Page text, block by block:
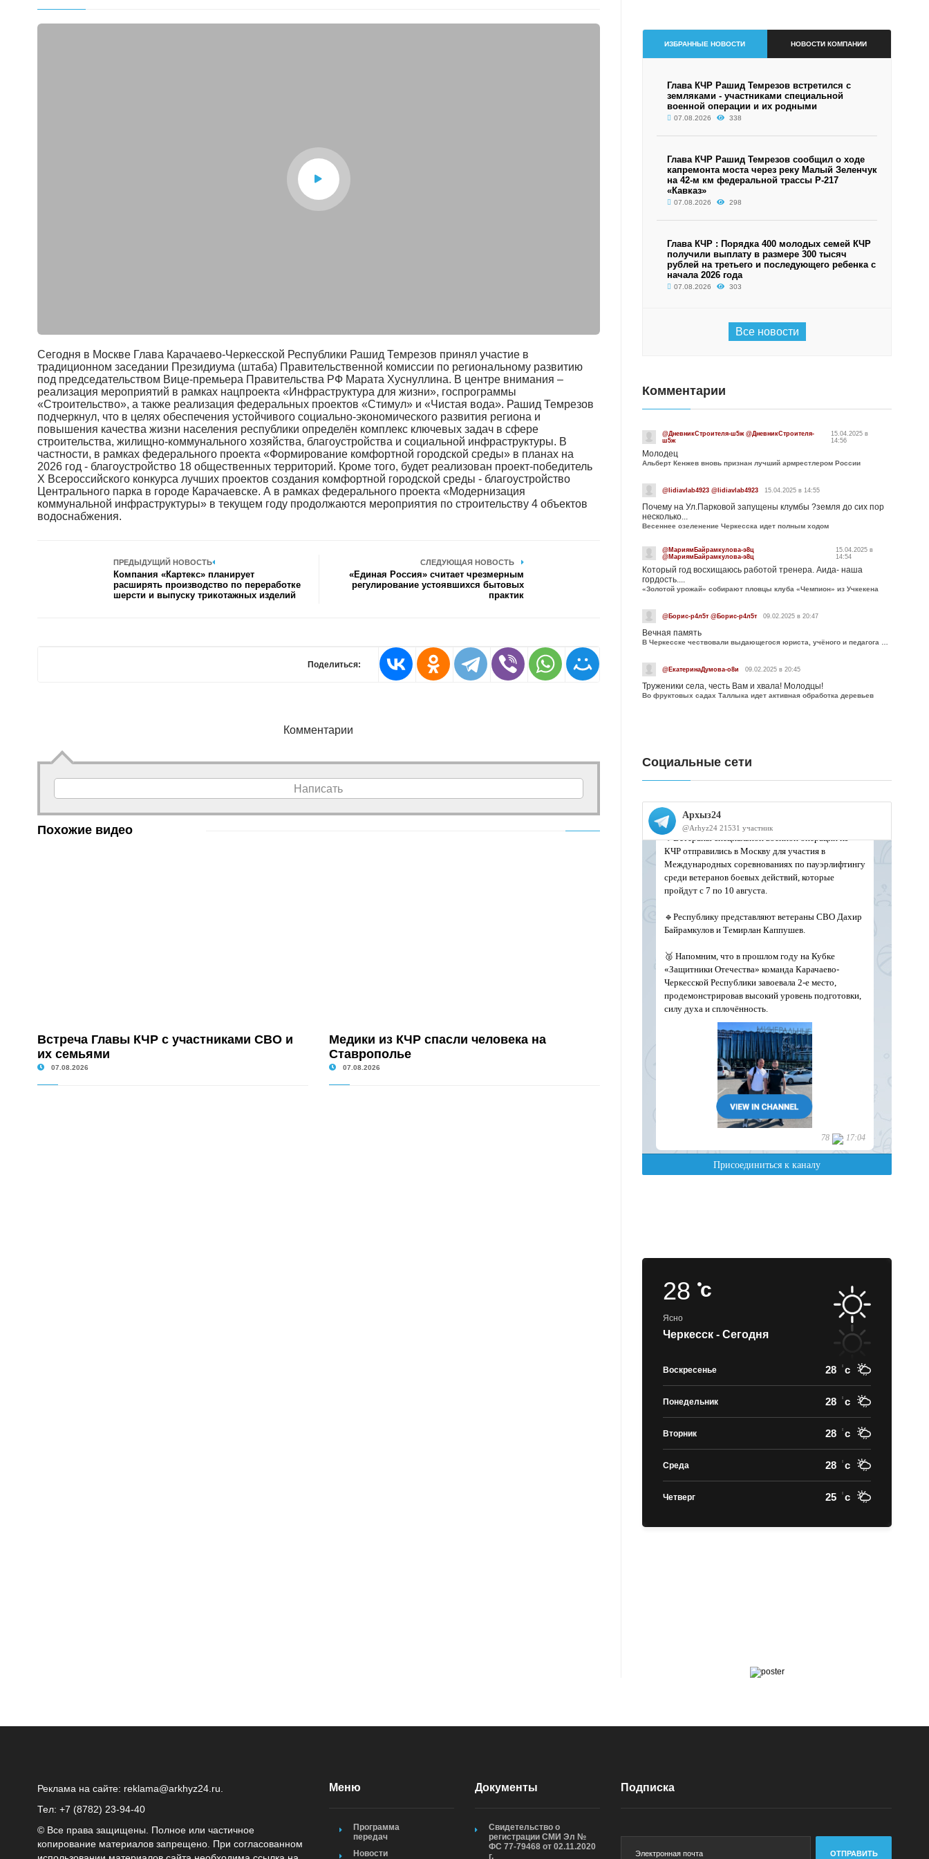
Сегодня в Москве Глава Карачаево-Черкесской Республики Рашид Темрезов принял участие в
традиционном заседании Президиума (штаба) Правительственной комиссии по региональному развитию
под председательством Вице-премьера Правительства РФ Марата Хуснуллина. В центре внимания –
реализация мероприятий в рамках нацпроекта «Инфраструктура для жизни», госпрограммы
«Строительство», а также реализация федеральных проектов «Стимул» и «Чистая вода». Рашид Темрезов
подчеркнул, что в целях обеспечения устойчивого социально-экономического развития региона и
повышения качества жизни населения республики определён комплекс ключевых задач в сфере
строительства, жилищно-коммунального хозяйства, благоустройства и социальной инфраструктуры. В
частности, в рамках федерального проекта «Формирование комфортной городской среды» в планах на
2026 год - благоустройство 18 общественных территорий. Кроме того, будет реализован проект-победитель
X Всероссийского конкурса лучших проектов создания комфортной городской среды - благоустройство
Центрального парка в городе Карачаевске. А в рамках федерального проекта «Модернизация
коммунальной инфраструктуры» в текущем году продолжаются мероприятия по строительству 4 объектов
водоснабжения.
ПРЕДЫДУЩИЙ НОВОСТЬ
Компания «Картекс» планирует
расширять производство по переработке
шерсти и выпуску трикотажных изделий
СЛЕДУЮЩАЯ НОВОСТЬ
«Единая Россия» считает чрезмерным
регулирование устоявшихся бытовых
практик
Поделиться:
Комментарии
Написать
Похожие видео
Встреча Главы КЧР с участниками СВО и
их семьями
07.08.2026
Медики из КЧР спасли человека на
Ставрополье
07.08.2026
ИЗБРАННЫЕ НОВОСТИ НОВОСТИ КОМПАНИИ
Глава КЧР Рашид Темрезов встретился с
земляками - участниками специальной
военной операции и их родными
07.08.2026 338
Глава КЧР Рашид Темрезов сообщил о ходе
капремонта моста через реку Малый Зеленчук
на 42-м км федеральной трассы Р-217
«Кавказ»
07.08.2026 298
Глава КЧР : Порядка 400 молодых семей КЧР
получили выплату в размере 300 тысяч
рублей на третьего и последующего ребенка с
начала 2026 года
07.08.2026 303
Все новости
Комментарии
@ДневникСтроителя-ш5ж @ДневникСтроителя-
ш5ж
15.04.2025 в
14:56
Молодец
Альберт Кенжев вновь признан лучший армрестлером России
@lidiavlab4923 @lidiavlab4923 15.04.2025 в 14:55
Почему на Ул.Парковой запущены клумбы ?земля до сих пор
несколько...
Весеннее озеленение Черкесска идет полным ходом
@МариямБайрамкулова-э8ц
@МариямБайрамкулова-э8ц
15.04.2025 в
14:54
Который год восхищаюсь работой тренера. Аида- наша
гордость....
«Золотой урожай» собирают пловцы клуба «Чемпион» из Учкекена
@Борис-р4л5т @Борис-р4л5т 09.02.2025 в 20:47
Вечная память
@ЕкатеринаДумова-о8и 09.02.2025 в 20:45
Труженики села, честь Вам и хвала! Молодцы!
Во фруктовых садах Таллыка идет активная обработка деревьев
Социальные сети
28c
Ясно
Черкесск - Сегодня
Воскресенье 28 c
Понедельник 28 c
Вторник 28 c
Среда 28 c
Четверг 25 c
Реклама на сайте: reklama@arkhyz24.ru
Тел: +7 (8782) 23‑94‑40
© Все права защищены. Полное или частичное
копирование материалов запрещено. При согласованном
Меню
Программа
передач
Новости
Документы
Свидетельство о
регистрации СМИ Эл №
ФС 77-79468 от 02.11.2020
г.
Подписка
ОТПРАВИТЬ